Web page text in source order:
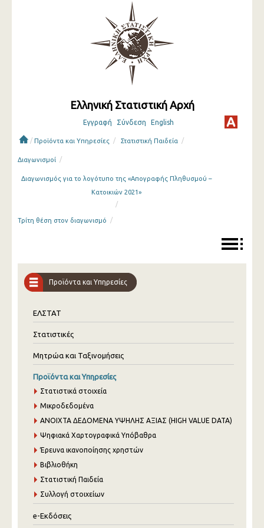
Ελληνική Στατιστική Αρχή
Εγγραφή Σύνδεση English
/ Προϊόντα και Υπηρεσίες / Στατιστική Παιδεία /
Διαγωνισμοί /
Διαγωνισμός για το λογότυπο της «Απογραφής Πληθυσμού –
Κατοικιών 2021»
/
Τρίτη θέση στον διαγωνισμό /
Προϊόντα και Υπηρεσίες
ΕΛΣΤΑΤ
Στατιστικές
Μητρώα και Ταξινομήσεις
Προϊόντα και Υπηρεσίες
Στατιστικά στοιχεία
Μικροδεδομένα
ANOIXTA ΔΕΔΟΜΕΝΑ ΥΨΗΛΗΣ ΑΞΙΑΣ (HIGH VALUE DATA)
Ψηφιακά Χαρτογραφικά Υπόβαθρα
Έρευνα ικανοποίησης χρηστών
Βιβλιοθήκη
Στατιστική Παιδεία
Συλλογή στοιχείων
e-Εκδόσεις